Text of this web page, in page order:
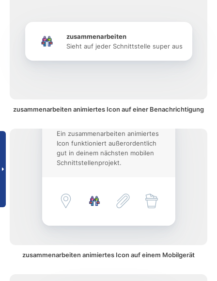
zusammenarbeiten
Sieht auf jeder Schnittstelle super aus
zusammenarbeiten animiertes Icon auf einer Benachrichtigung
Ein zusammenarbeiten animiertes
Icon funktioniert außerordentlich
gut in deinem nächsten mobilen
Schnittstellenprojekt.
zusammenarbeiten animiertes Icon auf einem Mobilgerät